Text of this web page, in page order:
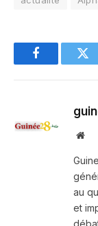
Facebook
au
et